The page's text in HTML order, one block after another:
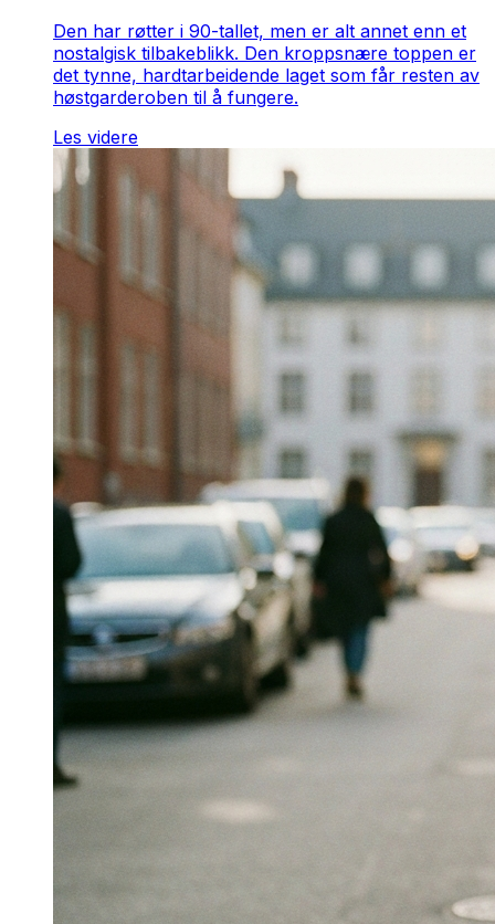
Den har røtter i 90-tallet, men er alt annet enn et
nostalgisk tilbakeblikk. Den kroppsnære toppen er
det tynne, hardtarbeidende laget som får resten av
høstgarderoben til å fungere.
Les videre